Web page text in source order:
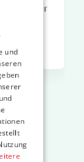
der
und